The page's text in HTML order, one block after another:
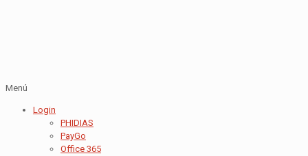
Menú
Login
PHIDIAS
PayGo
Office 365